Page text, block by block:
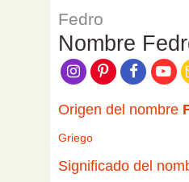
Fedro
Nombre
Origen del nombre
Griego
Significado del